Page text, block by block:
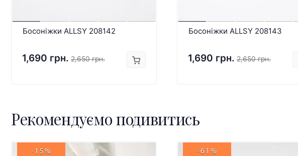
Босоніжки ALLSY 208142
1,690 грн. 2,650 грн.
Босоніжки ALLSY 208143
1,690 грн. 2,650 грн.
Рекомендуємо подивитись
-15% -61%